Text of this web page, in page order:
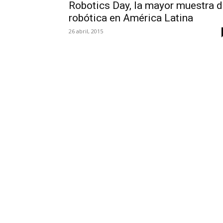
Robotics Day, la mayor muestra
robótica en América Latina
26 abril, 2015